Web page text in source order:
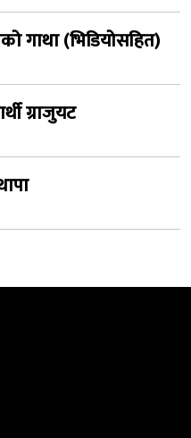
गाथा (भिडियोसहित)
ग्राजुयट